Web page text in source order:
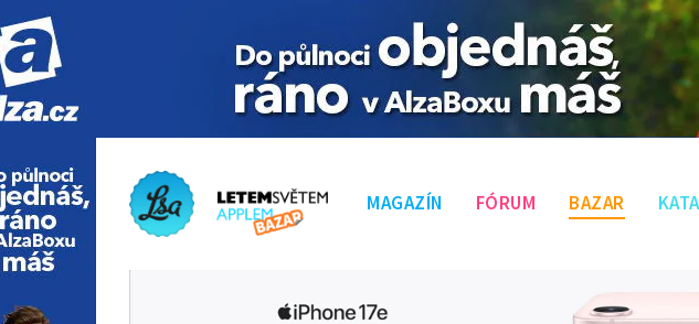
MAGAZÍN FÓRUM BAZAR